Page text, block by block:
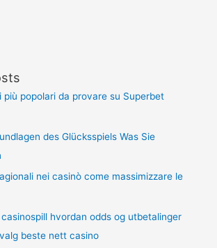
più popolari da provare su Superbet
des Glücksspiels Was Sie
nei casinò come massimizzare le
hvordan odds og utbetalinger
beste nett casino